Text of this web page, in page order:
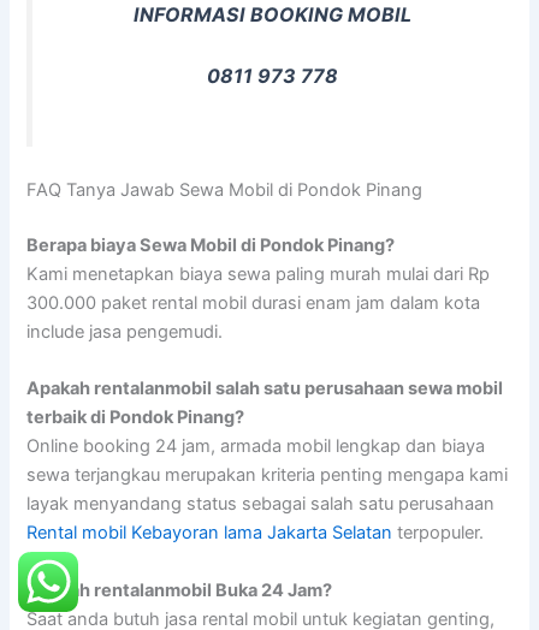
INFORMASI BOOKING MOBIL
0811 973 778
FAQ Tanya Jawab Sewa Mobil di Pondok Pinang
Berapa biaya Sewa Mobil di Pondok Pinang?
Kami menetapkan biaya sewa paling murah mulai dari Rp
300.000 paket rental mobil durasi enam jam dalam kota
include jasa pengemudi.
Apakah rentalanmobil salah satu perusahaan sewa mobil
terbaik di Pondok Pinang?
Online booking 24 jam, armada mobil lengkap dan biaya
sewa terjangkau merupakan kriteria penting mengapa kami
layak menyandang status sebagai salah satu perusahaan
Rental mobil Kebayoran lama Jakarta Selatan terpopuler.
Apakah rentalanmobil Buka 24 Jam?
Saat anda butuh jasa rental mobil untuk kegiatan genting,